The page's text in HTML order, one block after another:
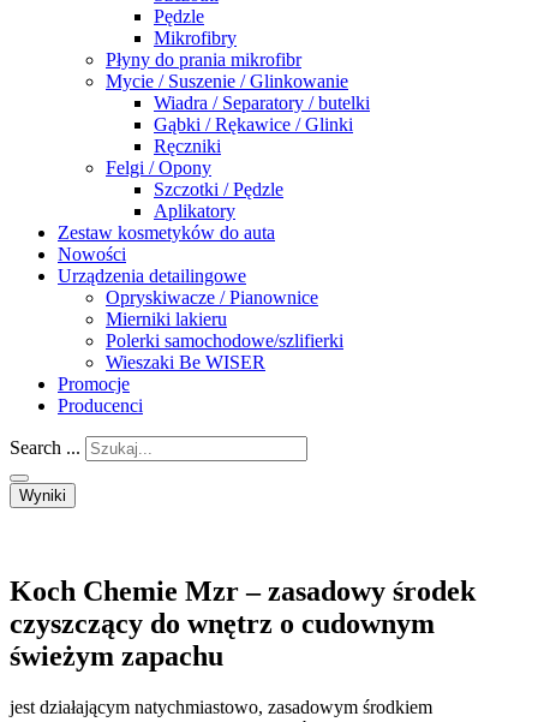
Pędzle
Mikrofibry
Płyny do prania mikrofibr
Mycie / Suszenie / Glinkowanie
Wiadra / Separatory / butelki
Gąbki / Rękawice / Glinki
Ręczniki
Felgi / Opony
Szczotki / Pędzle
Aplikatory
Zestaw kosmetyków do auta
Nowości
Urządzenia detailingowe
Opryskiwacze / Pianownice
Mierniki lakieru
Polerki samochodowe/szlifierki
Wieszaki Be WISER
Promocje
Producenci
Search ...
Wyniki
Koch Chemie Mzr – zasadowy środek
czyszczący do wnętrz o cudownym
świeżym zapachu
jest działającym natychmiastowo, zasadowym środkiem